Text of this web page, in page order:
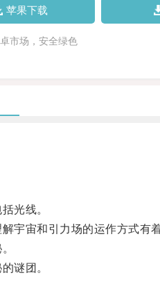
苹果下载
市场，安全绿色
光线。
宙和引力场的运作方式有着
谜团。